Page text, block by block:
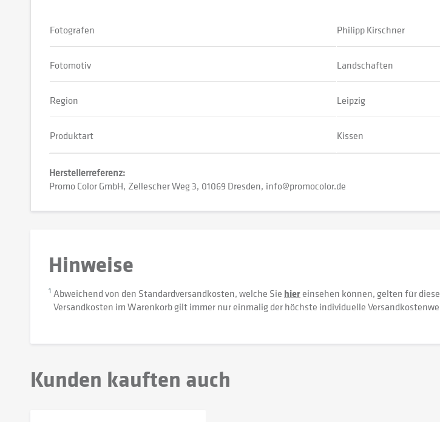
Fotografen Philipp Kirschner
Fotomotiv Landschaften
Region Leipzig
Produktart Kissen
Herstellerreferenz:
Promo Color GmbH Zellescher Weg 3 01069 Dresden info@promocolor.de
Hinweise
1 Abweichend von den Standardversandkosten, welche Sie hiereinsehen können, gelten für
Versandkosten im Warenkorb gilt immer nur einmalig der höchste individuelle
Kunden kauften auch